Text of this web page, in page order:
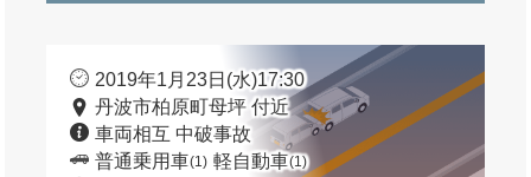
2019年1月23日(水)17:30
丹波市柏原町母坪 付近
車両相互 中破事故
普通乗用車(1) 軽自動車(1)